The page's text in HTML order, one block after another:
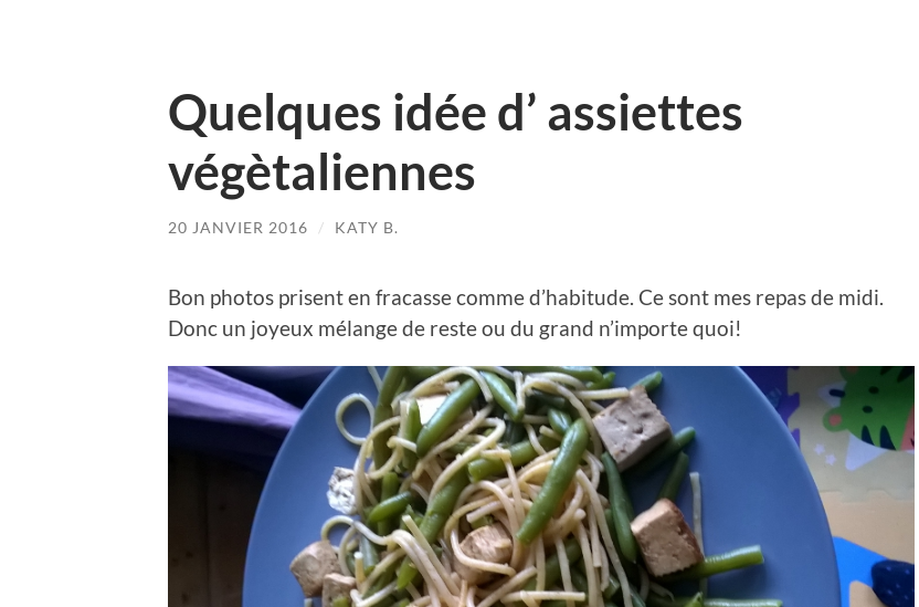
Quelques idée d’ assiettes
végètaliennes
20 JANVIER 2016 / KATY B.
Bon photos prisent en fracasse comme d’habitude. Ce sont mes repas de midi.
Donc un joyeux mélange de reste ou du grand n’importe quoi!